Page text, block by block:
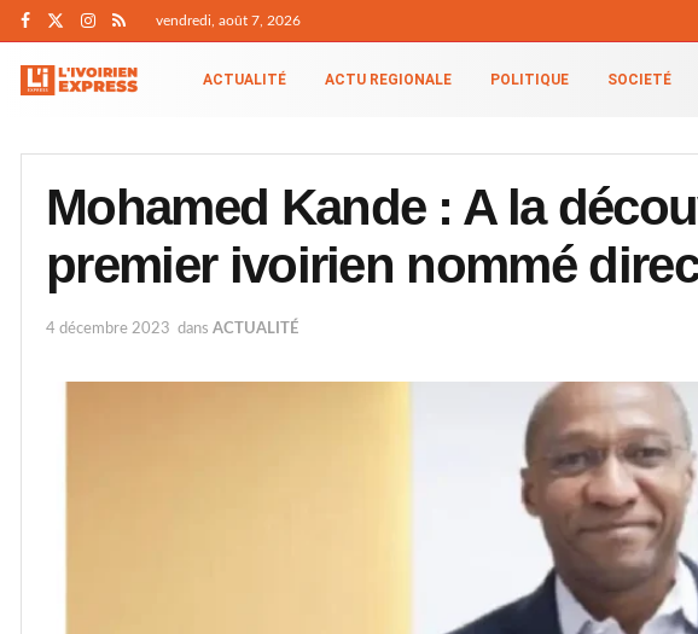
vendredi, août 7, 2026
ACTUALITÉ ACTU REGIONALE POLITIQUE SOCIETÉ
Mohamed Kande : A la
premier ivoirien nommé
4 décembre 2023 dans ACTUALITÉ